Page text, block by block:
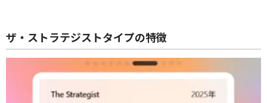
ザ・ストラテジストタイプの特徴